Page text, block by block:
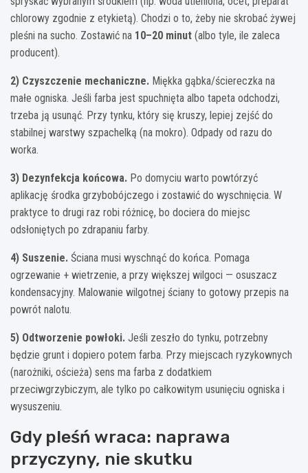
chlorowy zgodnie z etykietą). Chodzi o to, żeby nie skrobać żywej
pleśni na sucho. Zostawić na 10–20 minut (albo tyle, ile zaleca
producent).
2) Czyszczenie mechaniczne. Miękka gąbka/ściereczka na
małe ogniska. Jeśli farba jest spuchnięta albo tapeta odchodzi,
trzeba ją usunąć. Przy tynku, który się kruszy, lepiej zejść do
stabilnej warstwy szpachelką (na mokro). Odpady od razu do
worka.
3) Dezynfekcja końcowa. Po domyciu warto powtórzyć
aplikację środka grzybobójczego i zostawić do wyschnięcia. W
praktyce to drugi raz robi różnicę, bo dociera do miejsc
odsłoniętych po zdrapaniu farby.
4) Suszenie. Ściana musi wyschnąć do końca. Pomaga
ogrzewanie + wietrzenie, a przy większej wilgoci — osuszacz
kondensacyjny. Malowanie wilgotnej ściany to gotowy przepis na
powrót nalotu.
5) Odtworzenie powłoki. Jeśli zeszło do tynku, potrzebny
będzie grunt i dopiero potem farba. Przy miejscach ryzykownych
(narożniki, ościeża) sens ma farba z dodatkiem
przeciwgrzybiczym, ale tylko po całkowitym usunięciu ogniska i
wysuszeniu.
Gdy pleśń wraca: naprawa
przyczyny, nie skutku